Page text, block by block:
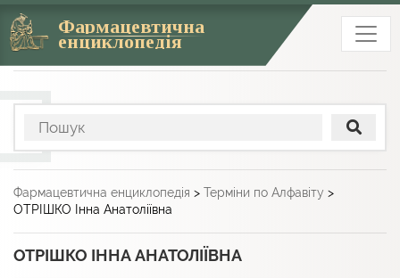
Фармацевтична
енциклопедія
Фармацевтична енциклопедія > Терміни по Алфавіту >
ОТРІШКО Інна Анатоліївна
ОТРІШКО ІННА АНАТОЛІЇВНА